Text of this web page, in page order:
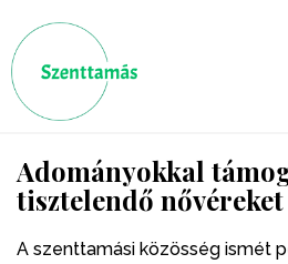
Adományokkal
tisztelendő
A szenttamási közösség ismét